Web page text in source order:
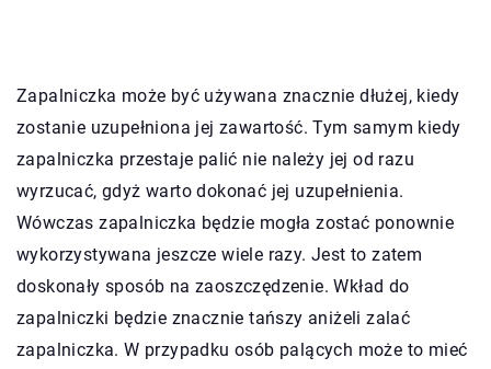
Zapalniczka może być używana znacznie dłużej, kiedy
zostanie uzupełniona jej zawartość. Tym samym kiedy
zapalniczka przestaje palić nie należy jej od razu
wyrzucać, gdyż warto dokonać jej uzupełnienia.
Wówczas zapalniczka będzie mogła zostać ponownie
wykorzystywana jeszcze wiele razy. Jest to zatem
doskonały sposób na zaoszczędzenie. Wkład do
zapalniczki będzie znacznie tańszy aniżeli zalać
zapalniczka. W przypadku osób palących może to mieć